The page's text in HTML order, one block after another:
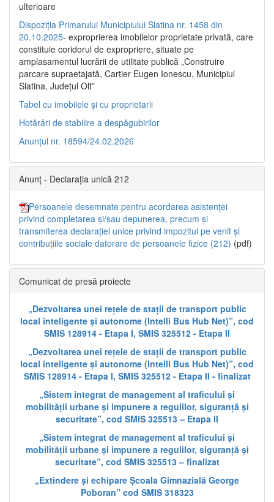
ulterioare
Dispoziția Primarului Municipiului Slatina nr. 1458 din
20.10.2025- exproprierea imobilelor proprietate privată, care
constituie coridorul de expropriere, situate pe
amplasamentul lucrării de utilitate publică „Construire
parcare supraetajată, Cartier Eugen Ionescu, Municipiul
Slatina, Județul Olt”
Tabel cu imobilele și cu proprietarii
Hotărâri de stabilire a despăgubirilor
Anunțul nr. 18594/24.02.2026
Anunț - Declarația unică 212
Persoanele desemnate pentru acordarea asistenței
privind completarea și/sau depunerea, precum și
transmiterea declarației unice privind impozitul pe venit și
contribuțiile sociale datorare de persoanele fizice (212) (pdf)
Comunicat de presă proiecte
„Dezvoltarea unei rețele de stații de transport public
local inteligente și autonome (Intelli Bus Hub Net)”, cod
SMIS 128914 - Etapa I, SMIS 325512 - Etapa II
„Dezvoltarea unei rețele de stații de transport public
local inteligente și autonome (Intelli Bus Hub Net)”, cod
SMIS 128914 - Etapa I, SMIS 325512 - Etapa II - finalizat
„Sistem integrat de management al traficului și
mobilității urbane și impunere a regulilor, siguranță și
securitate”, cod SMIS 325513 – Etapa II
„Sistem integrat de management al traficului și
mobilității urbane și impunere a regulilor, siguranță și
securitate”, cod SMIS 325513 – finalizat
„Extindere și echipare Școala Gimnazială George
Poboran” cod SMIS 318323